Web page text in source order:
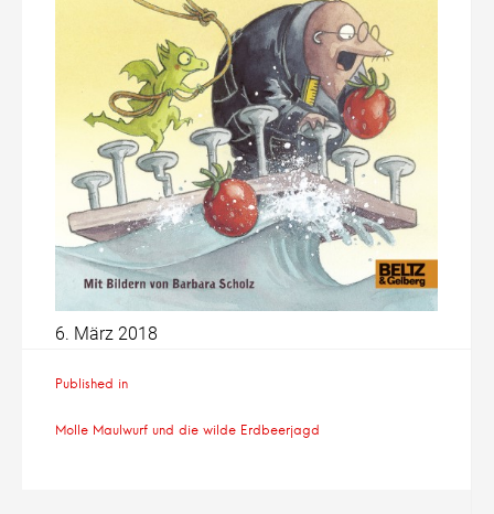
6. März 2018
Published in
Molle Maulwurf und die wilde Erdbeerjagd